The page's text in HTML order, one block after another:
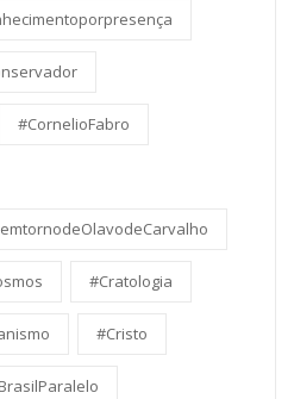
#CornelioFabro
#Cratologia
#Cristo